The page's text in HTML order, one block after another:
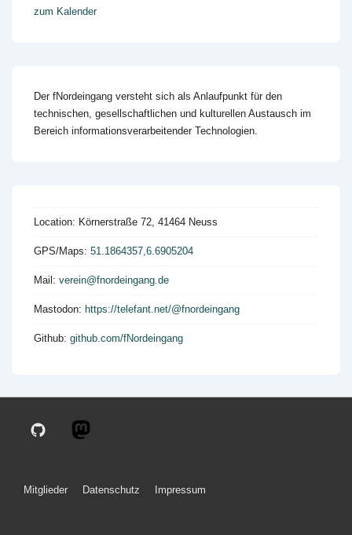
zum Kalender
Der fNordeingang versteht sich als Anlaufpunkt für den
technischen, gesellschaftlichen und kulturellen Austausch im
Bereich informationsverarbeitender Technologien.
Location: Körnerstraße 72, 41464 Neuss
GPS/Maps: 51.1864357,6.6905204
Mail: verein@fnordeingang.de
Mastodon: https://telefant.net/@fnordeingang
Github: github.com/fNordeingang
Footer
Mitglieder Datenschutz Impressum